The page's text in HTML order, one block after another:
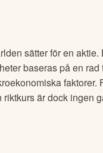
sätter för en
baseras på en
faktorer.
är dock ingen